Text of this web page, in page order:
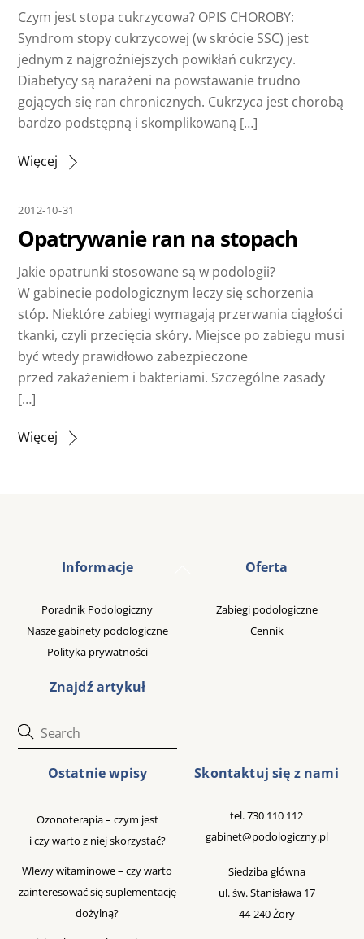
Czym jest stopa cukrzycowa? OPIS CHOROBY:
Syndrom stopy cukrzycowej (w skrócie SSC) jest
jednym z najgroźniejszych powikłań cukrzycy.
Diabetycy są narażeni na powstawanie trudno
gojących się ran chronicznych. Cukrzyca jest chorobą
bardzo podstępną i skomplikowaną […]
Więcej
2012-10-31
Opatrywanie ran na stopach
Jakie opatrunki stosowane są w podologii?
W gabinecie podologicznym leczy się schorzenia
stóp. Niektóre zabiegi wymagają przerwania ciągłości
tkanki, czyli przecięcia skóry. Miejsce po zabiegu musi
być wtedy prawidłowo zabezpieczone
przed zakażeniem i bakteriami. Szczególne zasady
[…]
Więcej
Informacje
Poradnik Podologiczny
Nasze gabinety podologiczne
Polityka prywatności
Znajdź artykuł
Oferta
Zabiegi podologiczne
Cennik
Ostatnie wpisy
Ozonoterapia – czym jest
i czy warto z niej skorzystać?
Wlewy witaminowe – czy warto
zainteresować się suplementację
dożylną?
Skontaktuj się z nami
tel.730 110 112
gabinet@podologiczny.pl
Siedziba główna
ul. św. Stanisława 17
44-240 Żory